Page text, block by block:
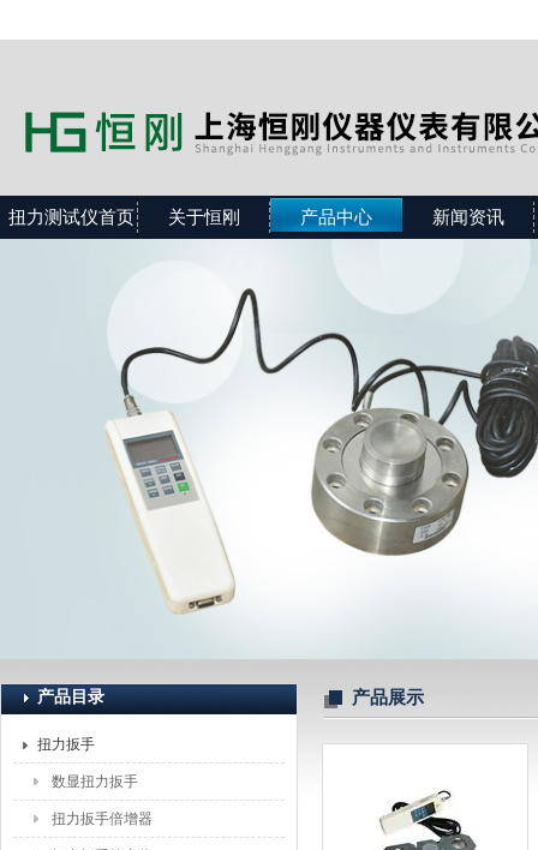
扭力测试仪首页 关于恒刚 产品中心 新闻资讯
产品目录
扭力扳手
数显扭力扳手
扭力扳手倍增器
产品展示